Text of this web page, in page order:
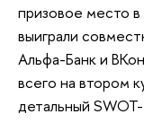
призовое место в
выиграли
Альфа-Банк и
всего на втором
детальный